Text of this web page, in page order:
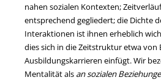
nahen sozialen Kontexten;
entsprechend gegliedert; die Dichte
Interaktionen ist ihnen erheblich
dies sich in die Zeitstruktur etwa von
Ausbildungskarrieren einfügt. Wir
Mentalität als an sozialen